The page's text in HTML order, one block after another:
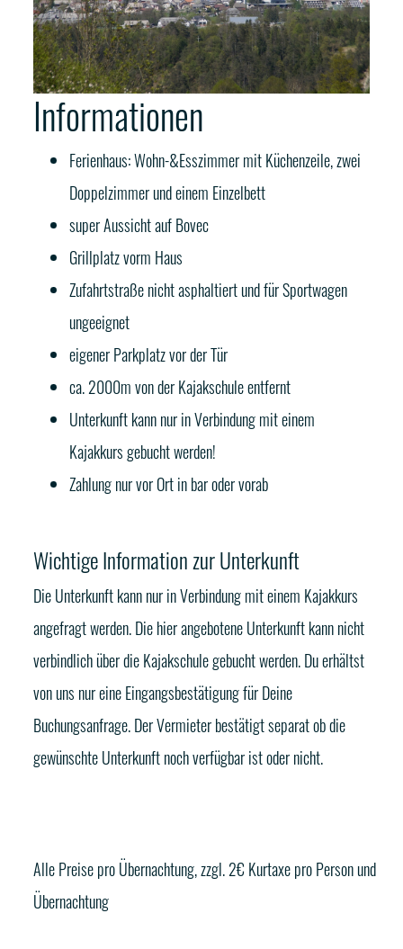
Informationen
Ferienhaus: Wohn-&Esszimmer mit Küchenzeile, zwei
Doppelzimmer und einem Einzelbett
super Aussicht auf Bovec
Grillplatz vorm Haus
Zufahrtstraße nicht asphaltiert und für Sportwagen
ungeeignet
eigener Parkplatz vor der Tür
ca. 2000m von der Kajakschule entfernt
Unterkunft kann nur in Verbindung mit einem
Kajakkurs gebucht werden!
Zahlung nur vor Ort in bar oder vorab
Wichtige Information zur Unterkunft
Die Unterkunft kann nur in Verbindung mit einem Kajakkurs
angefragt werden. Die hier angebotene Unterkunft kann nicht
verbindlich über die Kajakschule gebucht werden. Du erhältst
von uns nur eine Eingangsbestätigung für Deine
Buchungsanfrage. Der Vermieter bestätigt separat ob die
gewünschte Unterkunft noch verfügbar ist oder nicht.
Alle Preise pro Übernachtung, zzgl. 2€ Kurtaxe pro Person und
Übernachtung